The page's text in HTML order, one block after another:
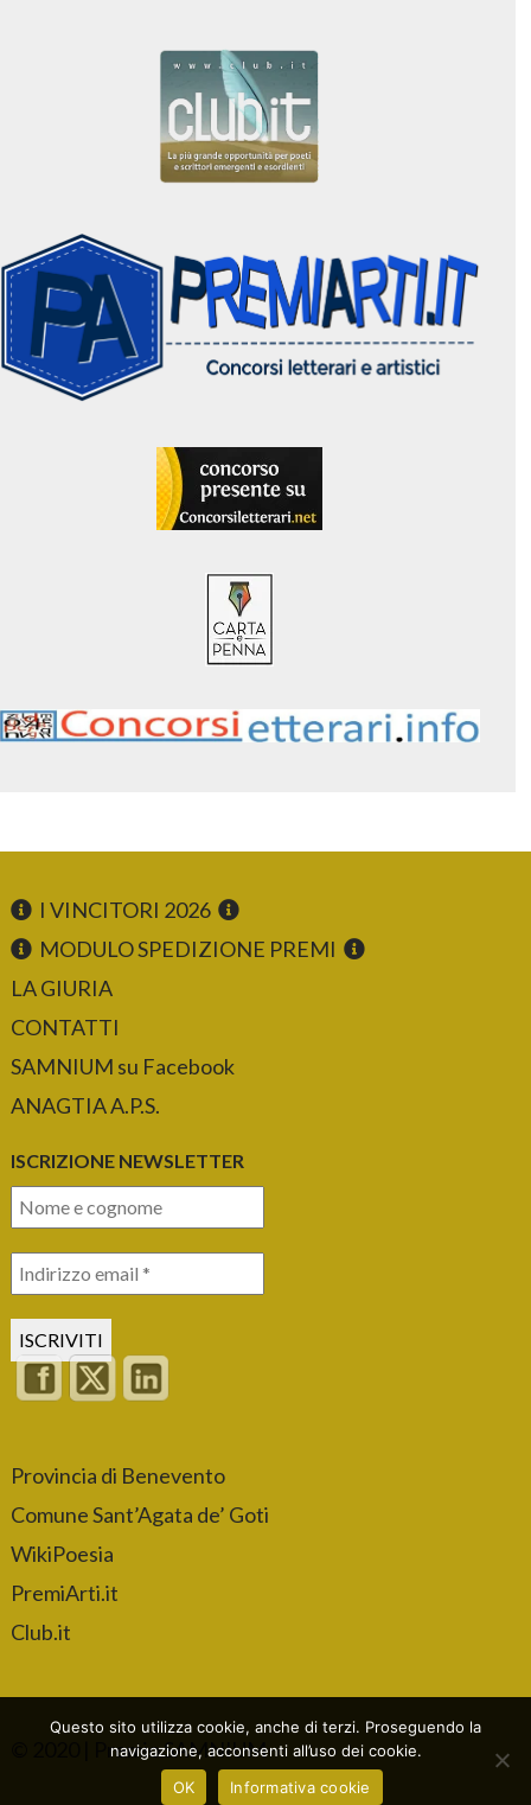
I VINCITORI 2026
MODULO SPEDIZIONE PREMI
LA GIURIA
CONTATTI
SAMNIUM su Facebook
ANAGTIA A.P.S.
ISCRIZIONE NEWSLETTER
Provincia di Benevento
Comune Sant’Agata de’ Goti
WikiPoesia
PremiArti.it
Club.it
© 2020 | Premio SAMNIUM
Questo sito utilizza cookie, anche di terzi. Proseguendo la
navigazione, acconsenti all’uso dei cookie.
OK
Informativa cookie